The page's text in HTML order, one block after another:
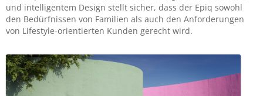
und intelligentem Design stellt sicher, dass der Epiq sowohl
den Bedürfnissen von Familien als auch den Anforderungen
von Lifestyle-orientierten Kunden gerecht wird.